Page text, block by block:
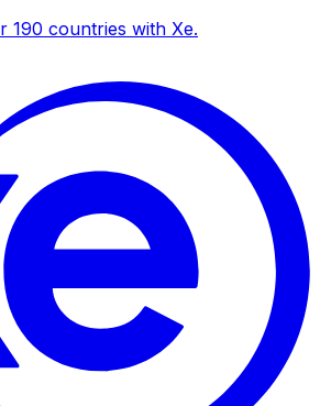
190 countries with Xe.